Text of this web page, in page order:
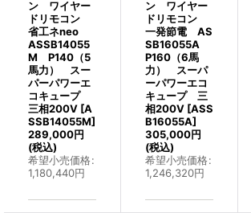
ン ワイヤー
ドリモコン
省工ネneo
ASSB14055
M P140（5
馬力） スー
パーパワーエ
コキュープ
三相200V [A
SSB14055M]
289,000円
(税込)
希望小売価格:
1,180,440円
ン ワイヤー
ドリモコン
一発節電 AS
SB16055A
P160（6馬
力） スーパ
ーパワーエコ
キュープ 三
相200V [ASS
B16055A]
305,000円
(税込)
希望小売価格:
1,246,320円